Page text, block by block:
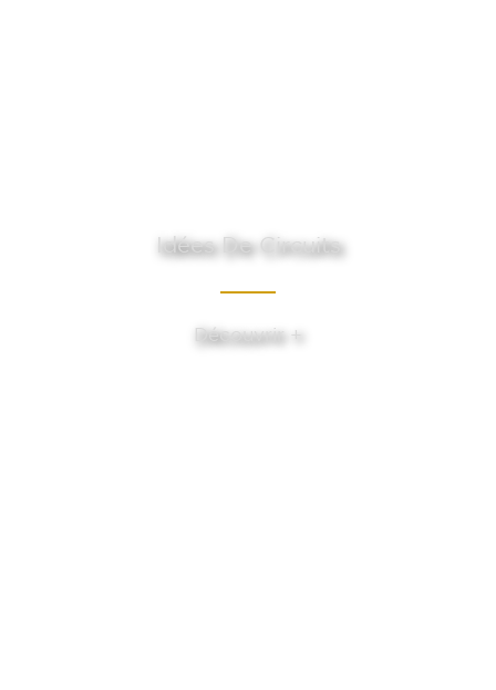
Idées De Circuits
Découvrir +